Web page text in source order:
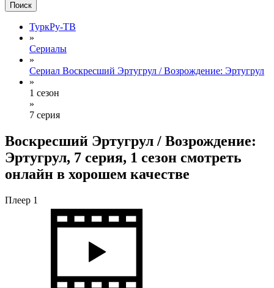
Поиск
ТуркРу-ТВ
»
Сериалы
»
Сериал Воскресший Эртугрул / Возрождение: Эртугрул
»
1 сезон
»
7 серия
Воскресший Эртугрул / Возрождение:
Эртугрул, 7 серия, 1 сезон смотреть
онлайн в хорошем качестве
Плеер 1